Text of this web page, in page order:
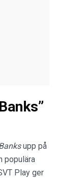
upp på
populära
Play ger